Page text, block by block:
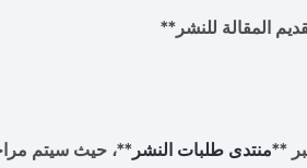
**منتدى طلبات النشر **، حيث سيتم